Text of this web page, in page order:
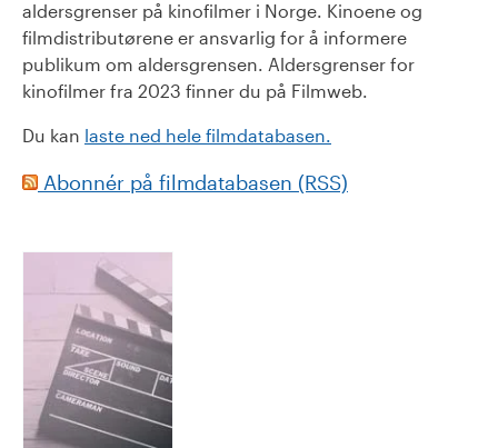
aldersgrenser på kinofilmer i Norge. Kinoene og
filmdistributørene er ansvarlig for å informere
publikum om aldersgrensen. Aldersgrenser for
kinofilmer fra 2023 finner du på Filmweb.
Du kan laste ned hele filmdatabasen.
Abonnér på filmdatabasen (RSS)